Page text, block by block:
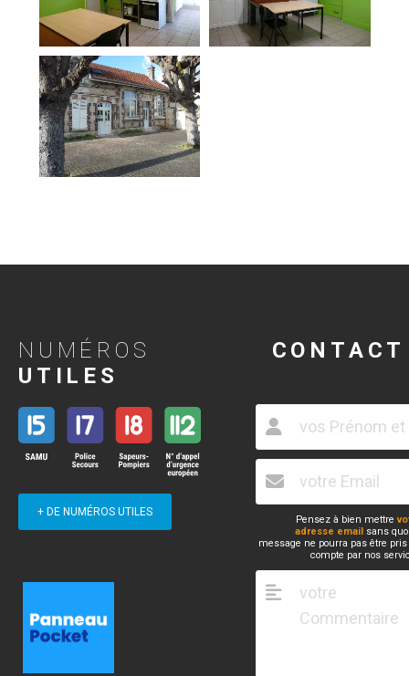
NUMÉROS
UTILES
+ DE NUMÉROS UTILES
CONTACT
Pensez à bien mettre
adresse email sans
message ne pourra pas être
compte par nos